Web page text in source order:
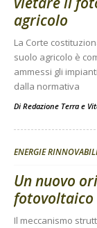
agricolo
La Corte
suolo agricolo è
ammessi gli
dalla normativa
Di Redazione Terra e
ENERGIE
Un nuovo
fotovoltaico
Il meccanismo